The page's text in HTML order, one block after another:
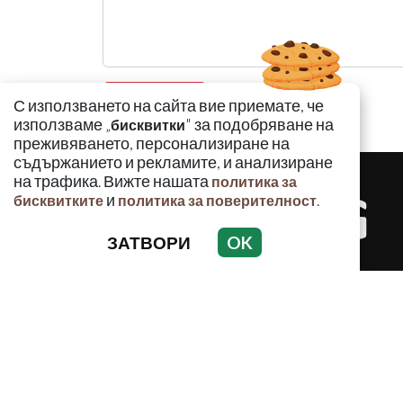
С използването на сайта вие приемате, че
използваме „бисквитки" за подобряване на
преживяването, персонализиране на
съдържанието и рекламите, и анализиране
на трафика. Вижте нашата политика за
бисквитките и политика за поверителност.
ЗАТВОРИ OK